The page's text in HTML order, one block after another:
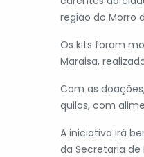
região do Morro
Os kits foram
Maraisa,
Com as
quilos, com
A iniciativa irá
da Secretaria de